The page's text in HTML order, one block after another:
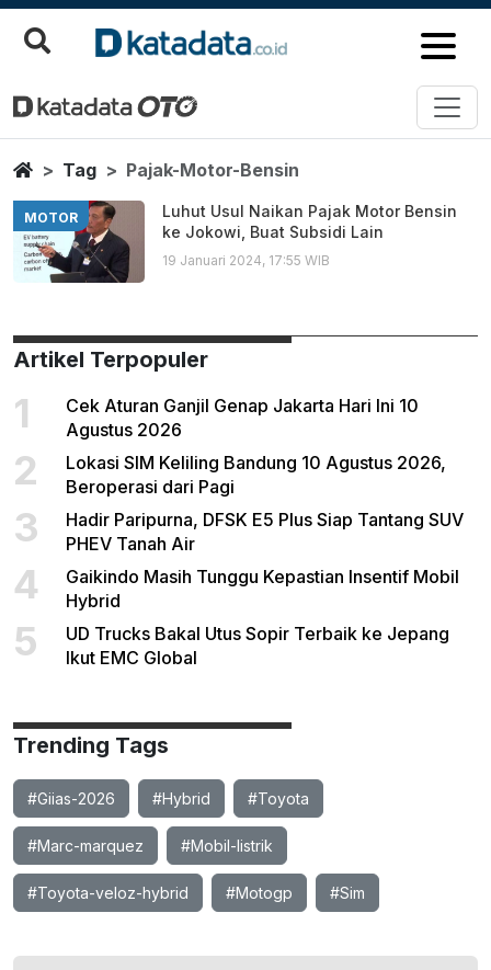
Pajak Motor Bensin
Berita Terbaru
HomeTag Pajak-Motor-Bensin
MOTOR
Luhut Usul Naikan Pajak Motor Bensin
ke Jokowi, Buat Subsidi Lain
19 Januari 2024, 17:55 WIB
Artikel Terpopuler
1
Cek Aturan Ganjil Genap Jakarta Hari Ini 10
Agustus 2026
2
Lokasi SIM Keliling Bandung 10 Agustus 2026,
Beroperasi dari Pagi
3
Hadir Paripurna, DFSK E5 Plus Siap Tantang SUV
PHEV Tanah Air
4
Gaikindo Masih Tunggu Kepastian Insentif Mobil
Hybrid
5
UD Trucks Bakal Utus Sopir Terbaik ke Jepang
Ikut EMC Global
Trending Tags
#Giias-2026 #Hybrid #Toyota
#Marc-marquez #Mobil-listrik
#Toyota-veloz-hybrid #Motogp #Sim